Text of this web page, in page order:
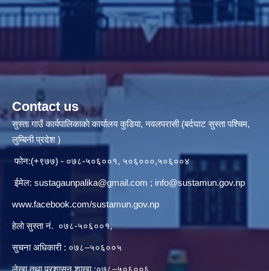
Contact us
सुस्ता गाउँ कार्यपालिकाकाे कार्यालय कुडिया, नवलपरासी (बर्दघाट सुस्ता पश्चिम,
लुम्बिनी प्रदेश )
फोन:(+९७७) - ०७८-५०६००१, ५०६०००,५०६००४
ईमेल: sustagaunpalika@gmail.com ; info@sustamun.gov.np
www.facebook.com/sustamun.gov.np
हेलाे सुस्ता नं. ०७८-५०६००१,
सुचना अधिकारी : ०७८–५०६००५